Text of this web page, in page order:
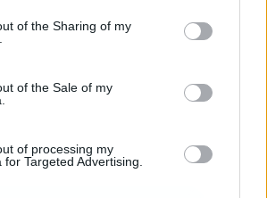
of the Sharing of my
of the Sale of my
of processing my
Targeted Advertising.